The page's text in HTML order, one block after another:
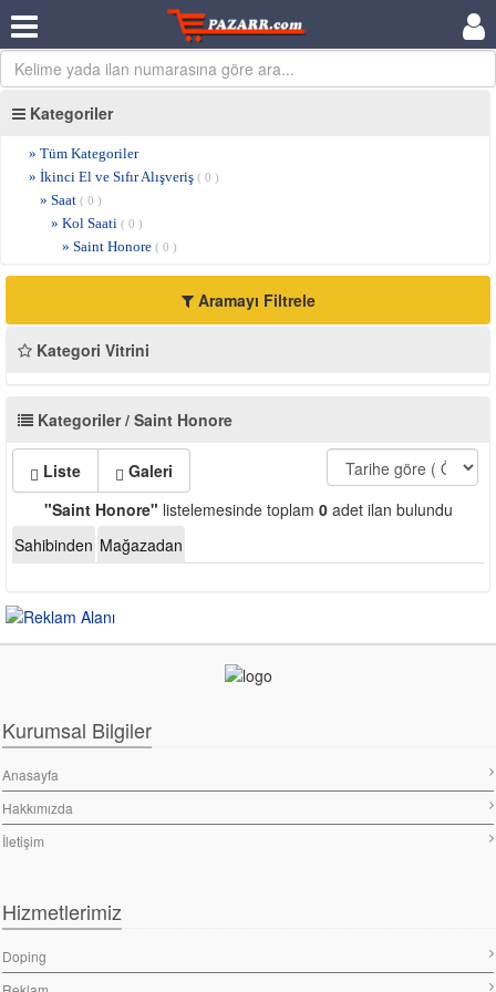
Kategoriler
» Tüm Kategoriler
» İkinci El ve Sıfır Alışveriş ( 0 )
» Saat ( 0 )
» Kol Saati ( 0 )
» Saint Honore ( 0 )
Aramayı Filtrele
Kategori Vitrini
Kategoriler / Saint Honore
Liste
Galeri
"Saint Honore" listelemesinde toplam 0adet ilan bulundu
Sahibinden Mağazadan
Kurumsal Bilgiler
Anasayfa
Hakkımızda
İletişim
Hizmetlerimiz
Doping